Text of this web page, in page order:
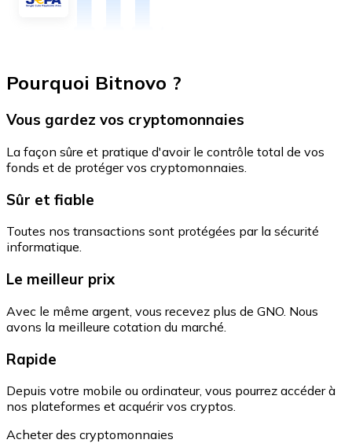
Pourquoi Bitnovo ?
Vous gardez vos cryptomonnaies
La façon sûre et pratique d'avoir le contrôle total de vos
fonds et de protéger vos cryptomonnaies.
Sûr et fiable
Toutes nos transactions sont protégées par la sécurité
informatique.
Le meilleur prix
Avec le même argent, vous recevez plus de GNO. Nous
avons la meilleure cotation du marché.
Rapide
Depuis votre mobile ou ordinateur, vous pourrez accéder à
nos plateformes et acquérir vos cryptos.
Acheter des cryptomonnaies